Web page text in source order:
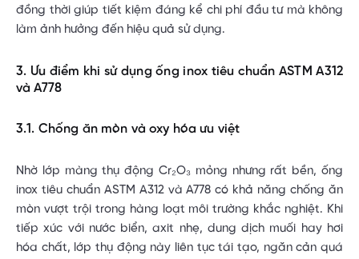
đồng thời giúp tiết kiệm đáng kể chi phí đầu tư mà không
làm ảnh hưởng đến hiệu quả sử dụng.
3. Ưu điểm khi sử dụng ống inox tiêu chuẩn ASTM A312
và A778
3.1. Chống ăn mòn và oxy hóa ưu việt
Nhờ lớp màng thụ động Cr₂O₃ mỏng nhưng rất bền, ống
inox tiêu chuẩn ASTM A312 và A778 có khả năng chống ăn
mòn vượt trội trong hàng loạt môi trường khắc nghiệt. Khi
tiếp xúc với nước biển, axit nhẹ, dung dịch muối hay hơi
hóa chất, lớp thụ động này liên tục tái tạo, ngăn cản quá